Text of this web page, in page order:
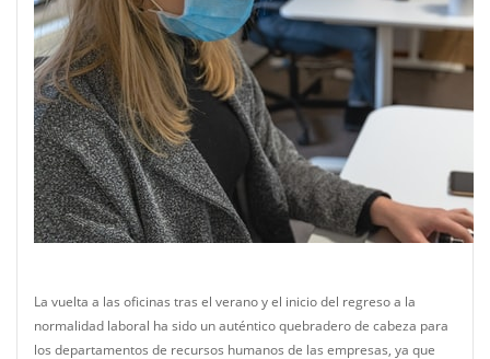
La vuelta a las oficinas tras el verano y el inicio del regreso a la
normalidad laboral ha sido un auténtico quebradero de cabeza para
los departamentos de recursos humanos de las empresas, ya que